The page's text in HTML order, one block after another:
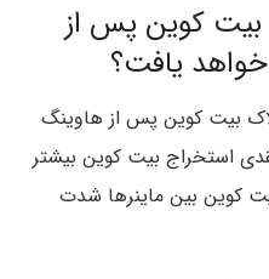
بیت کوین پس از
بیت کوین پس از هاوینگ
نقدی استخراج بیت کوین بیشتر
کوین بین ماینرها شدت